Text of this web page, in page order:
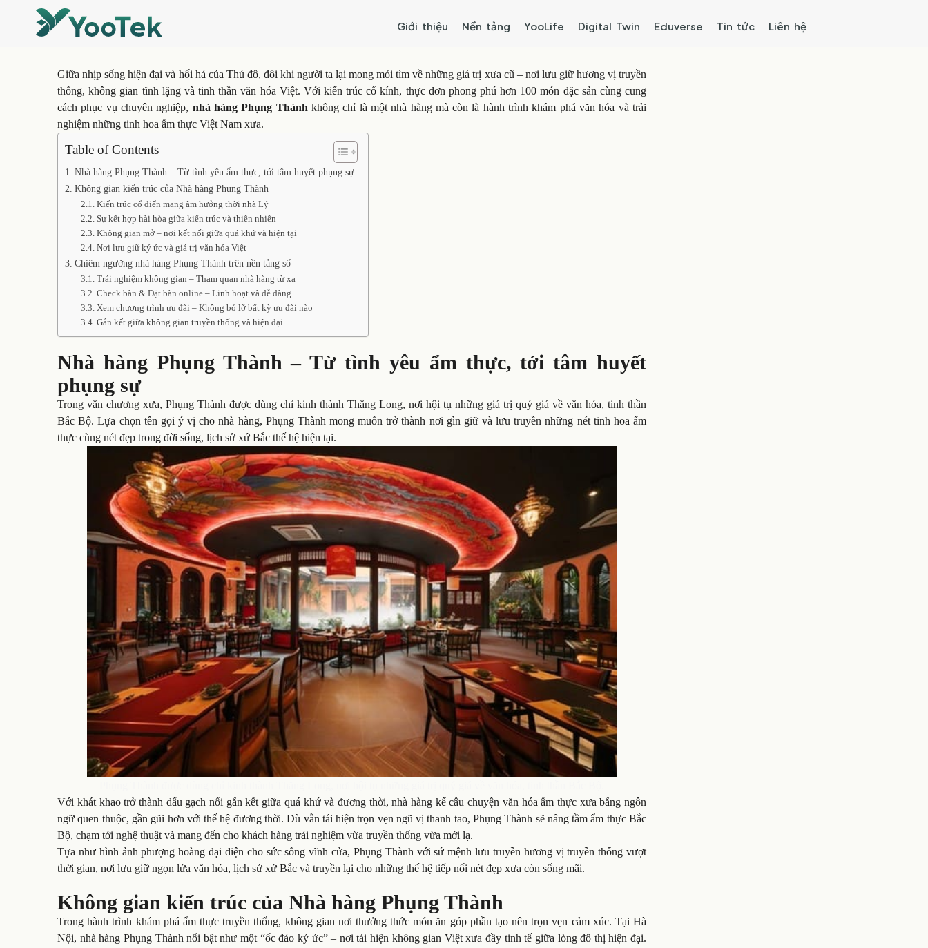
Giới thiệu Nền tảng YooLife Digital Twin Eduverse Tin tức Liên hệ
Giữa nhịp sống hiện đại và hối hả của Thủ đô, đôi khi người ta lại mong mỏi tìm về những giá trị xưa cũ – nơi lưu giữ hương vị truyền
thống, không gian tĩnh lặng và tinh thần văn hóa Việt. Với kiến trúc cổ kính, thực đơn phong phú hơn 100 món đặc sản cùng cung
cách phục vụ chuyên nghiệp, nhà hàng Phụng Thành không chỉ là một nhà hàng mà còn là hành trình khám phá văn hóa và trải
nghiệm những tinh hoa ẩm thực Việt Nam xưa.
Table of Contents
Nhà hàng Phụng Thành – Từ tình yêu ẩm thực, tới tâm huyết phụng sự
Không gian kiến trúc của Nhà hàng Phụng Thành
Kiến trúc cổ điển mang âm hưởng thời nhà Lý
Sự kết hợp hài hòa giữa kiến trúc và thiên nhiên
Không gian mở – nơi kết nối giữa quá khứ và hiện tại
Nơi lưu giữ ký ức và giá trị văn hóa Việt
Chiêm ngưỡng nhà hàng Phụng Thành trên nền tảng số
Trải nghiệm không gian – Tham quan nhà hàng từ xa
Check bàn & Đặt bàn online – Linh hoạt và dễ dàng
Xem chương trình ưu đãi – Không bỏ lỡ bất kỳ ưu đãi nào
Gắn kết giữa không gian truyền thống và hiện đại
Nhà hàng Phụng Thành – Từ tình yêu ẩm thực, tới tâm huyết
phụng sự
Trong văn chương xưa, Phụng Thành được dùng chỉ kinh thành Thăng Long, nơi hội tụ những giá trị quý giá về văn hóa, tinh thần
Bắc Bộ. Lựa chọn tên gọi ý vị cho nhà hàng, Phụng Thành mong muốn trở thành nơi gìn giữ và lưu truyền những nét tinh hoa ẩm
thực cùng nét đẹp trong đời sống, lịch sử xứ Bắc thế hệ hiện tại.
Với khát khao trở thành dấu gạch nối gắn kết giữa quá khứ và đương thời, nhà hàng kể câu chuyện văn hóa ẩm thực xưa bằng ngôn
ngữ quen thuộc, gần gũi hơn với thế hệ đương thời. Dù vẫn tái hiện trọn vẹn ngũ vị thanh tao, Phụng Thành sẽ nâng tầm ẩm thực Bắc
Bộ, chạm tới nghệ thuật và mang đến cho khách hàng trải nghiệm vừa truyền thống vừa mới lạ.
Tựa như hình ảnh phượng hoàng đại diện cho sức sống vĩnh cửa, Phụng Thành với sứ mệnh lưu truyền hương vị truyền thống vượt
thời gian, nơi lưu giữ ngọn lửa văn hóa, lịch sử xứ Bắc và truyền lại cho những thế hệ tiếp nối nét đẹp xưa còn sống mãi.
Không gian kiến trúc của Nhà hàng Phụng Thành
Trong hành trình khám phá ẩm thực truyền thống, không gian nơi thưởng thức món ăn góp phần tạo nên trọn vẹn cảm xúc. Tại Hà
Nội, nhà hàng Phụng Thành nổi bật như một “ốc đảo ký ức” – nơi tái hiện không gian Việt xưa đầy tinh tế giữa lòng đô thị hiện đại.